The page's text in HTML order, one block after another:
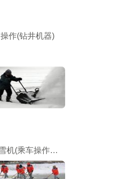
操作(钻井机器)
吹雪机(乘车操作吹雪机)